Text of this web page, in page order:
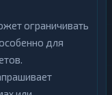
ограничивать
для